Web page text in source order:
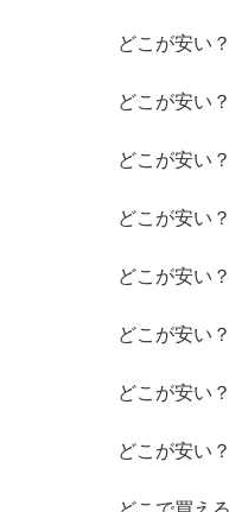
どこが安い
どこが安い
どこが安い
どこが安い
どこが安い
どこが安い
どこが安い
どこが安い